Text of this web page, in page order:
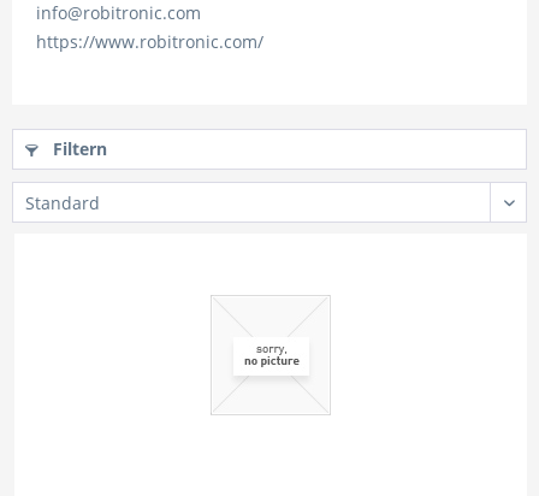
info@robitronic.com
https://www.robitronic.com/
Filtern